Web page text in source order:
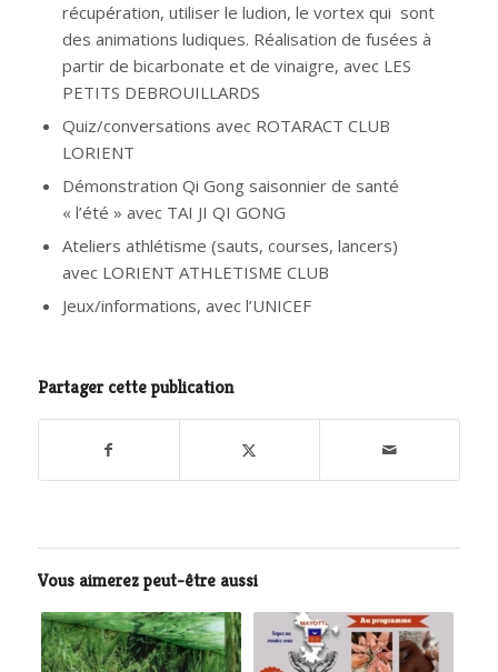
récupération, utiliser le ludion, le vortex qui sont
des animations ludiques. Réalisation de fusées à
partir de bicarbonate et de vinaigre, avec LES
PETITS DEBROUILLARDS
Quiz/conversations avec ROTARACT CLUB
LORIENT
Démonstration Qi Gong saisonnier de santé
« l’été » avec TAI JI QI GONG
Ateliers athlétisme (sauts, courses, lancers)
avec LORIENT ATHLETISME CLUB
Jeux/informations, avec l’UNICEF
Partager cette publication
Vous aimerez peut-être aussi